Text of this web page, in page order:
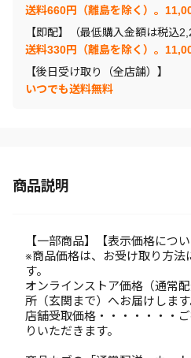
送料660円（離島を除く）。
【即配】（最低購入金額は税込
送料330円（離島を除く）。
【後日受け取り（全店舗）】
いつでも送料無料
商品説明
【一部商品】【表示価格につい
※商品価格は、お受け取り方法
す。
オンラインストア価格（通常
所（玄関まで）へお届けします
店舗受取価格・・・・・・・
りいただきます。